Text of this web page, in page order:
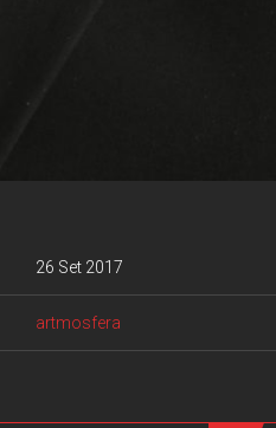
26 Set 2017
artmosfera